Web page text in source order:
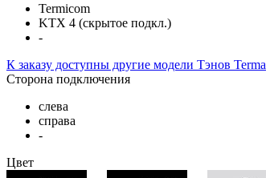
Termicom
KTX 4 (скрытое подкл.)
-
К заказу доступны другие модели Тэнов Terma
Сторона подключения
слева
справа
-
Цвет